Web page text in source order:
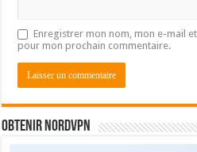
Enregistrer mon nom, mon e-mail
pour mon prochain commentaire.
Obtenir NordVPN